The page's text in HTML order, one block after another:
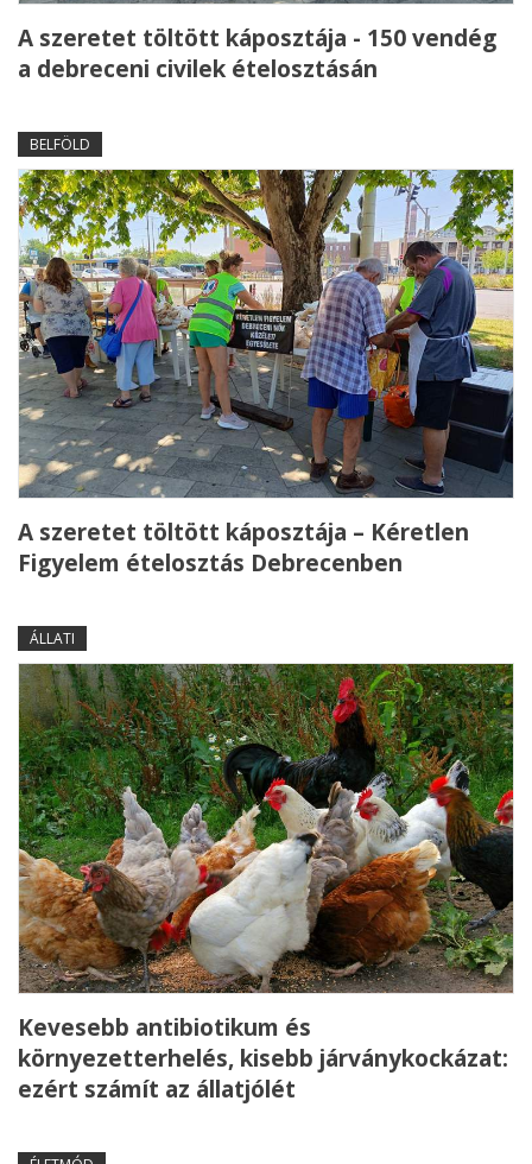
A szeretet töltött káposztája - 150 vendég
a debreceni civilek ételosztásán
BELFÖLD
A szeretet töltött káposztája – Kéretlen
Figyelem ételosztás Debrecenben
ÁLLATI
Kevesebb antibiotikum és
környezetterhelés, kisebb járványkockázat:
ezért számít az állatjólét